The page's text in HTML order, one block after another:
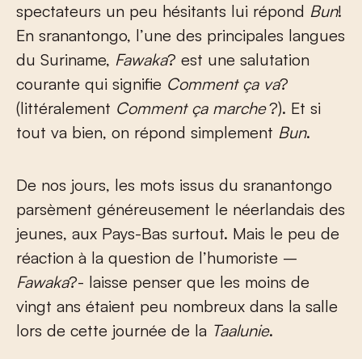
spectateurs un peu hésitants lui répond Bun!
En sranantongo, l’une des principales langues
du Suriname, Fawaka? est une salutation
courante qui signifie Comment ça va?
(littéralement Comment ça marche?). Et si
tout va bien, on répond simplement Bun.
De nos jours, les mots issus du sranantongo
parsèment généreusement le néerlandais des
jeunes, aux Pays-Bas surtout. Mais le peu de
réaction à la question de l’humoriste –
Fawaka?- laisse penser que les moins de
vingt ans étaient peu nombreux dans la salle
lors de cette journée de la Taalunie.